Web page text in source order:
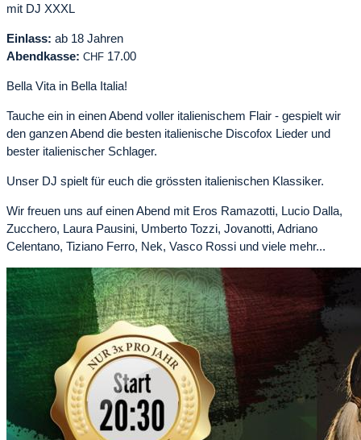
mit DJ XXXL
Einlass: ab 18 Jahren
Abendkasse: CHF 17.00
Bella Vita in Bella Italia!
Tauche ein in einen Abend voller italienischem Flair - gespielt wir
den ganzen Abend die besten italienische Discofox Lieder und
bester italienischer Schlager.
Unser DJ spielt für euch die grössten italienischen Klassiker.
Wir freuen uns auf einen Abend mit Eros Ramazotti, Lucio Dalla,
Zucchero, Laura Pausini, Umberto Tozzi, Jovanotti, Adriano
Celentano, Tiziano Ferro, Nek, Vasco Rossi und viele mehr...